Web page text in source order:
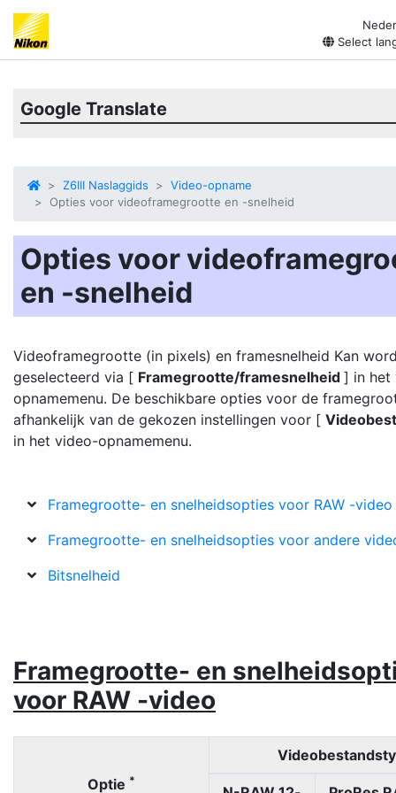
Select
Google Translate
Z6III Naslaggids
Video-opname
Opties voor videoframegrootte en -snelheid
Opties voor
en -snelheid
Videoframegrootte (in pixels) en framesnelheid Kan
geselecteerd via [ Framegrootte/framesnelheid ] in het
opnamemenu. De beschikbare opties voor de
afhankelijk van de gekozen instellingen voor [
in het video-opnamemenu.
Framegrootte- en snelheidsopties voor RAW -video
Framegrootte- en snelheidsopties voor andere
Bitsnelheid
Framegrootte- en
voor RAW -video
Optie *